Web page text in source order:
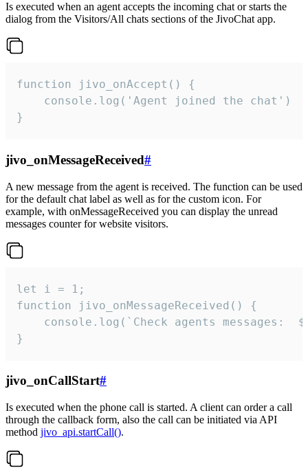
Is executed when an agent accepts the incoming chat or starts the
dialog from the Visitors/All chats sections of the JivoChat app.
function jivo_onAccept() {
}
jivo_onMessageReceived#
A new message from the agent is received. The function can be used
for the default chat label as well as for the custom icon. For
example, with onMessageReceived you can display the unread
messages counter for website visitors.
let i = 1;
function jivo_onMessageReceived() {
}
jivo_onCallStart#
Is executed when the phone call is started. A client can order a call
through the callback form, also the call can be initiated via API
method jivo_api.startCall().